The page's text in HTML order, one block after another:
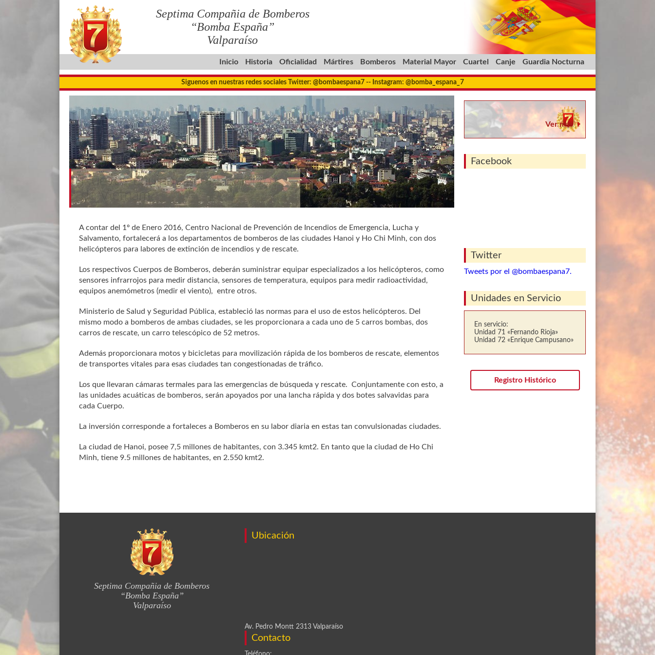
Septima Compañia de Bomberos
“Bomba España”
Valparaíso
Inicio Historia Oficialidad Mártires Bomberos Material Mayor Cuartel Canje Guardia Nocturna
Siguenos en nuestras redes sociales Twitter: @bombaespana7 -- Instagram: @bomba_espana_7
Nuevos equipos para bomberos
de Vietnam
A contar del 1º de Enero 2016, Centro Nacional de Prevención de Incendios de Emergencia, Lucha y
Salvamento, fortalecerá a los departamentos de bomberos de las ciudades Hanoi y Ho Chi Minh, con dos
helicópteros para labores de extinción de incendios y de rescate.
Los respectivos Cuerpos de Bomberos, deberán suministrar equipar especializados a los helicópteros, como
sensores infrarrojos para medir distancia, sensores de temperatura, equipos para medir radioactividad,
equipos anemómetros (medir el viento), entre otros.
Ministerio de Salud y Seguridad Pública, estableció las normas para el uso de estos helicópteros. Del
mismo modo a bomberos de ambas ciudades, se les proporcionara a cada uno de 5 carros bombas, dos
carros de rescate, un carro telescópico de 52 metros.
Además proporcionara motos y bicicletas para movilización rápida de los bomberos de rescate, elementos
de transportes vitales para esas ciudades tan congestionadas de tráfico.
Los que llevaran cámaras termales para las emergencias de búsqueda y rescate. Conjuntamente con esto, a
las unidades acuáticas de bomberos, serán apoyados por una lancha rápida y dos botes salvavidas para
cada Cuerpo.
La inversión corresponde a fortaleces a Bomberos en su labor diaria en estas tan convulsionadas ciudades.
La ciudad de Hanoi, posee 7,5 millones de habitantes, con 3.345 kmt2. En tanto que la ciudad de Ho Chi
Minh, tiene 9.5 millones de habitantes, en 2.550 kmt2.
Ver más
Facebook
Twitter
Tweets por el @bombaespana7.
Unidades en Servicio
En servicio:
Unidad 71 «Fernando Rioja»
Unidad 72 «Enrique Campusano»
Registro Histórico
Septima Compañia de Bomberos
“Bomba España”
Valparaíso
Ubicación
Av. Pedro Montt 2313 Valparaíso
Contacto